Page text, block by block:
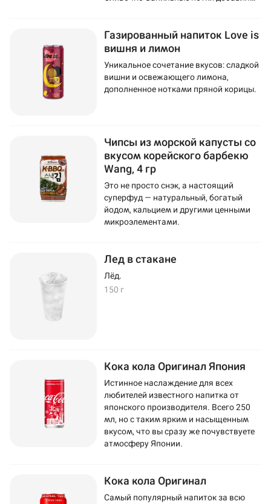
Газированный напиток Love is
вишня и лимон
Уникальное сочетание вкусов: сладкой
вишни и освежающего лимона,
дополненное нотками пряной корицы.
Чипсы из морской капусты со
вкусом корейского барбекю
Wang, 4 гр
Это не просто снэк, а настоящий
суперфуд — натуральный, богатый
йодом, кальцием и другими ценными
микроэлементами.
Лед в стакане
Лёд.
150 г
Кока кола Оригинал Япония
Истинное наслаждение для всех
любителей известного напитка от
японского производителя. Всего 250
мл, но с таким ярким и насыщенным
вкусом, что вы сразу же почувствуете
атмосферу Японии.
Кока кола Оригинал
Самый популярный напиток за всю